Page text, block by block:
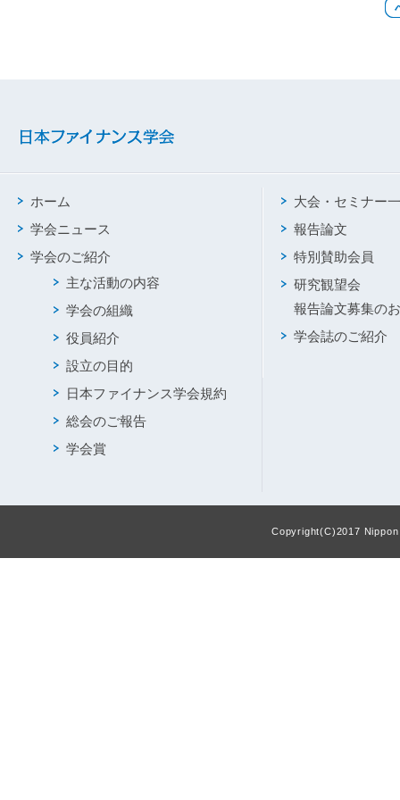
ホーム
学会ニュース
学会のご紹介
主な活動の内容
学会の組織
役員紹介
設立の目的
日本ファイナンス学会規約
総会のご報告
学会賞
大会・セミナー
報告論文
特別賛助会員
研究観望会
報告論文募集の
学会誌のご紹介
Copyright(C)2017